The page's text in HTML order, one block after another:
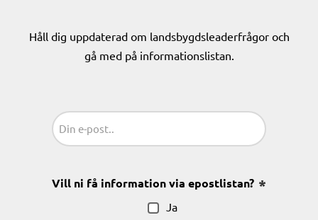
Håll dig uppdaterad om landsbygdsleaderfrågor och
gå med på informationslistan.
Vill ni få information via epostlistan?
Ja